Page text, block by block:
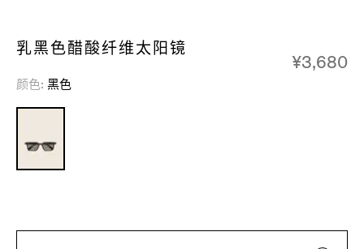
乳黑色醋酸纤维太阳镜
¥3,680
颜色 黑色